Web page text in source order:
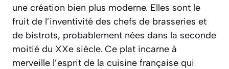
une création bien plus moderne. Elles sont le
fruit de l’inventivité des chefs de brasseries et
de bistrots, probablement nées dans la seconde
moitié du XXe siècle. Ce plat incarne à
merveille l’esprit de la cuisine française qui